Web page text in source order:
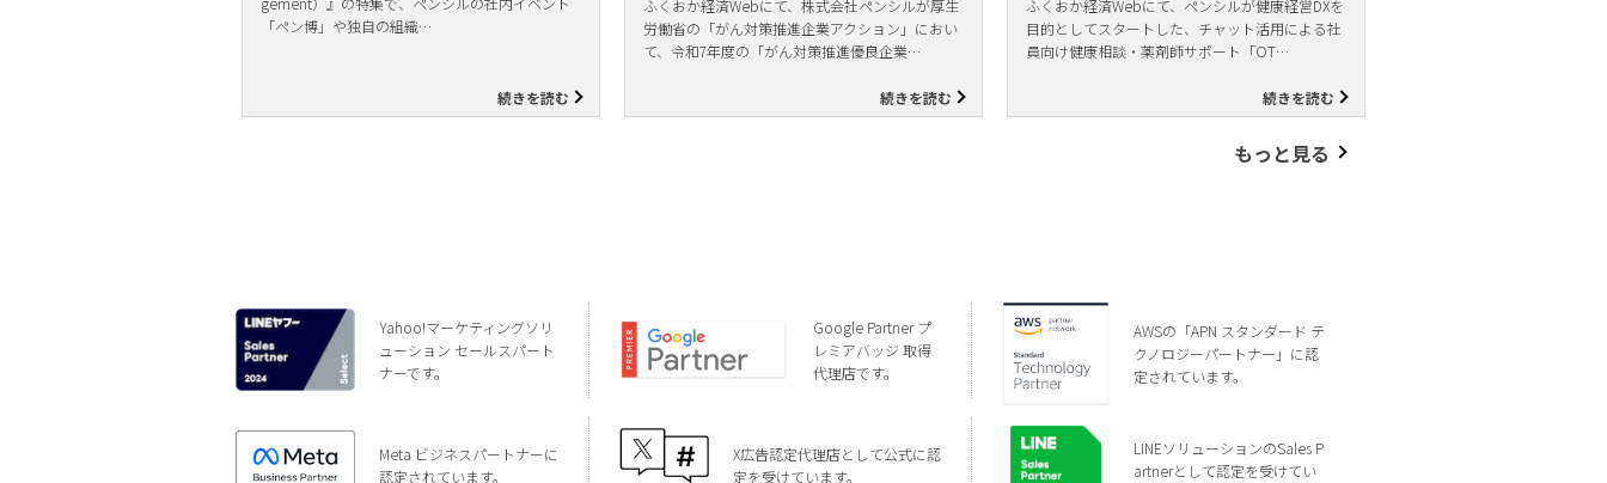
「ペン博」や独自の組織…
続きを読む
ふくおか経済Webにて、株式会社ペンシルが厚生
労働省の「がん対策推進企業アクション」におい
て、令和7年度の「がん対策推進優良企業…
続きを読む
ふくおか経済Webにて、ペンシルが健康経営DXを
目的としてスタートした、チャット活用による社
員向け健康相談・薬剤師サポート「OT…
続きを読む
もっと見る
Yahoo!マーケティングソリ
ューション セールスパート
ナーです。
Google Partner プ
レミアバッジ 取得
代理店です。
AWSの「APN スタンダード テ
クノロジーパートナー」に認
定されています。
Meta ビジネスパートナーに
認定されています。
X広告認定代理店として公式に認
定を受けています。
LINEソリューションのSales P
artnerとして認定を受けてい